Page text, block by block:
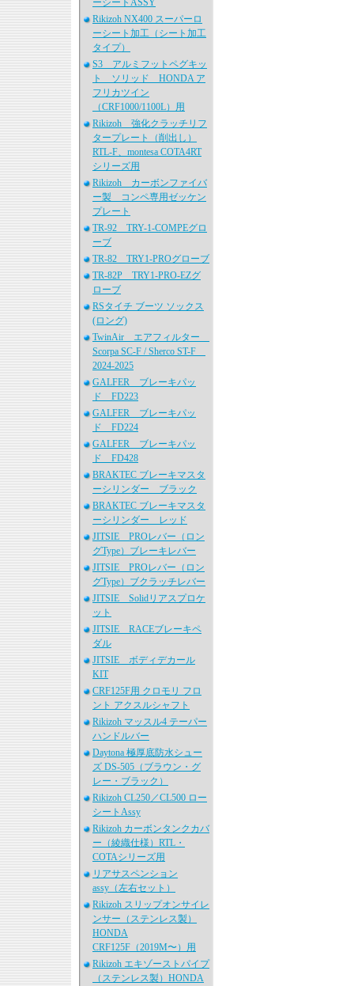
ーシートASSY
Rikizoh NX400 スーパーロ
ーシート加工（シート加工
タイプ）
S3 アルミフットペグキッ
ト ソリッド HONDA ア
フリカツイン
（CRF1000/1100L）用
Rikizoh 強化クラッチリフ
タープレート（削出し）
RTL-F、montesa COTA4RT
シリーズ用
Rikizoh カーボンファイバ
ー製 コンペ専用ゼッケン
プレート
TR-92 TRY-1-COMPEグロ
ーブ
TR-82 TRY1-PROグローブ
TR-82P TRY1-PRO-EZグ
ローブ
RSタイチ ブーツ ソックス
(ロング)
TwinAir エアフィルター
Scorpa SC-F / Sherco ST-F
2024-2025
GALFER ブレーキパッ
ド FD223
GALFER ブレーキパッ
ド FD224
GALFER ブレーキパッ
ド FD428
BRAKTEC ブレーキマスタ
ーシリンダー ブラック
BRAKTEC ブレーキマスタ
ーシリンダー レッド
JITSIE PROレバー（ロン
グType）ブレーキレバー
JITSIE PROレバー（ロン
グType）ブクラッチレバー
JITSIE Solidリアスプロケ
ット
JITSIE RACEブレーキペ
ダル
JITSIE ボディデカール
KIT
CRF125F用 クロモリ フロ
ント アクスルシャフト
Rikizoh マッスル4 テーパー
ハンドルバー
Daytona 極厚底防水シュー
ズ DS-505（ブラウン・グ
レー・ブラック）
Rikizoh CL250／CL500 ロー
シートAssy
Rikizoh カーボンタンクカバ
ー（綾織仕様）RTL・
COTAシリーズ用
リアサスペンション
assy（左右セット）
Rikizoh スリップオンサイレ
ンサー（ステンレス製）
HONDA
CRF125F（2019M〜）用
Rikizoh エキゾーストパイプ
（ステンレス製）HONDA